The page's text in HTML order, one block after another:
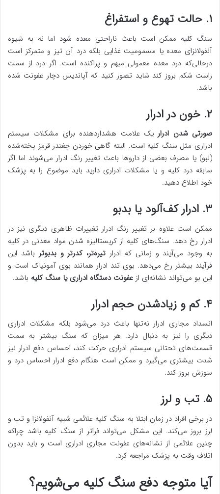
۱. حالت تهوع و استفراغ
سنگ کلیه ممکن است باعث ناراحتی معده شود اما نه به شیوه
آنفولانزای معده یا مسمومیت غذایی بلکه درد آن تیز و متمرکز است
درحالی‌که درد معده معمولی مبهم و پراکنده است. اگر درد از سمت
راست شکم بروز کند شاید تصور کنید که آپاندیس دچار عفونت شده
باشد.
۲. خون در ادرار
صورتی شدن ادراریک علامت هشداردهنده برای مشکلات سیستم
ادراری مثل سنگ کلیه است. البته گاهی خوردن چغندر قرمز پخته‌شده
(لبو) یا مصرف بعضی از داروها باعث تغییر رنگ ادرار می‌شوند اما اگر
سابقه درد کلیه و یا مشکلات ادراری دارید باید موضوع را به پزشک
خود اطلاع دهید.
۳. ادرار کف‌آلود یا بدبو
ممکن است علاوه بر تغییر رنگ ادرار تغییرات ظاهری دیگری نیز در
ادرار رخ دهد. سنگ‌های کلیه از کریستالیزه شدن مواد معدنی در کلیه
به وجود می‌آیند و زمانی که ادرارتیره‌تر، کدرتر و بدبوتر باشد این
فرآیند بیشتر رخ می‌دهد. بوی تند ادرار همانند بوی آمونیاک است و
این بو می‌تواند نشانه‌ای از عفونت دستگاه ادراری یا سنگ کلیه باشد.
۴. کم و زیادشدن حجم ادرار
انسداد مجاری ادرار نه‌تنها باعث درد می‌شود بلکه مشکلات ادراری
دیگری را نیز به دنبال دارد. هر میزان که سنگ بیشتر به سمت
قسمت‌های تحتانی سیستم ادراری حرکت کند، احساس دفع ادرار نیز
شدت بیشتری می‌گیرد و ممکن است هنگام دفع ادرار احساس درد و
سوزش بروز کند.
۵. تب و لرز
در برخی افراد در زمان ابتلا به سنگ کلیه علائمی شبیه آنفولانزا و تب و
لرز بروز می‌کند. این مشکل می‌تواند فراتر از سنگ کلیه باشد چراکه
چنین علائمی از نشانه‌های عفونت مجاری ادراری است و باید بدون
اتلاف وقت به پزشک مراجعه کرد.
آیا متوجه دفع سنگ کلیه می‌شویم؟